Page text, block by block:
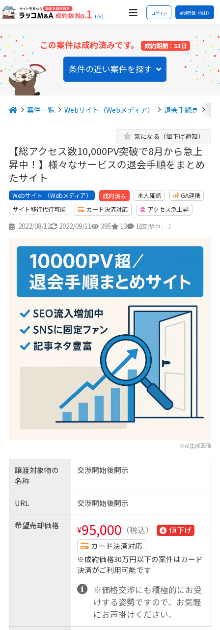
(※) ログイン 新規登録（無料）
この案件は成約済みです。 成約期間：33日
条件の近い案件を探す
案件一覧 Webサイト（Webメディア） 退会手続き
【総アクセス数10,000PV突破で8月から急上
昇中！】様々なサービスの退会手順をまとめ
たサイト
気になる（値下げ通知）
Webサイト （Webメディア） 成約済み 本人確認
GA連携
サイト移行代行可能
カード決済対応 アクセス急上昇
2022/08/12 2022/09/11 395 13 11
（交渉中 : - ）
※AI生成画像
譲渡対象物の
名称
交渉開始後開示
URL 交渉開始後開示
希望売却価格 ¥95,000 （税込）
値下げ
カード決済対応
※成約価格30万円以下の案件はカード
決済がご利用可能です
※価格交渉にも積極的にお受
けする姿勢ですので、お気軽
にお声掛けください。